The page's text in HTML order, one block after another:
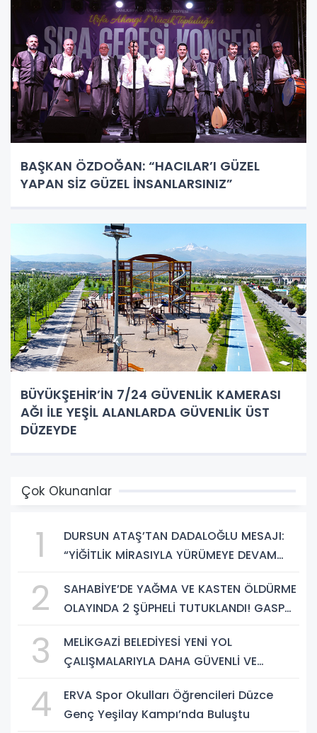
BAŞKAN ÖZDOĞAN: “HACILAR’I GÜZEL
YAPAN SİZ GÜZEL İNSANLARSINIZ”
BÜYÜKŞEHİR’İN 7/24 GÜVENLİK KAMERASI
AĞI İLE YEŞİL ALANLARDA GÜVENLİK ÜST
DÜZEYDE
Çok Okunanlar
1
DURSUN ATAŞ’TAN DADALOĞLU MESAJI:
“YİĞİTLİK MİRASIYLA YÜRÜMEYE DEVAM
2
SAHABİYE’DE YAĞMA VE KASTEN ÖLDÜRME
OLAYINDA 2 ŞÜPHELİ TUTUKLANDI! GASP
GEÇİRİLDİ
3
MELİKGAZİ BELEDİYESİ YENİ YOL
ÇALIŞMALARIYLA DAHA GÜVENLİ VE
4
ERVA Spor Okulları Öğrencileri Düzce
Genç Yeşilay Kampı’nda Buluştu